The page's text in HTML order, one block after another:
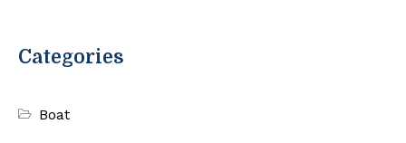
Categories
Boat